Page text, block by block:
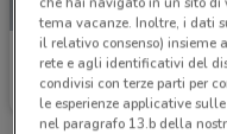
CZ Store
Scade il 17/08
tema vacanze. Inoltre, i dati
il relativo consenso) insieme
rete e agli identificativi del
condivisi con terze parti per
le esperienze applicative
nel paragrafo 13.b della